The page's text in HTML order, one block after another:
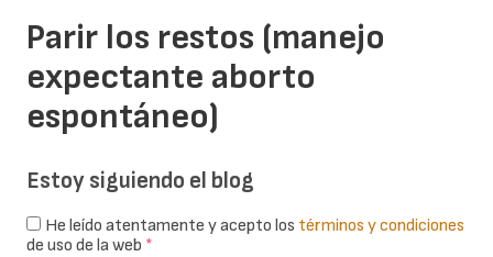
Parir los restos (manejo
expectante aborto
espontáneo)
Estoy siguiendo el blog
He leído atentamente y acepto los términos y condiciones
de uso de la web *